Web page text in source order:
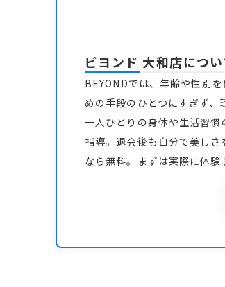
ビヨンド 大和店につい
BEYONDでは、年齢や性別
めの手段のひとつにすぎず
一人ひとりの身体や生活習
指導。退会後も自分で美し
なら無料。まずは実際に体験